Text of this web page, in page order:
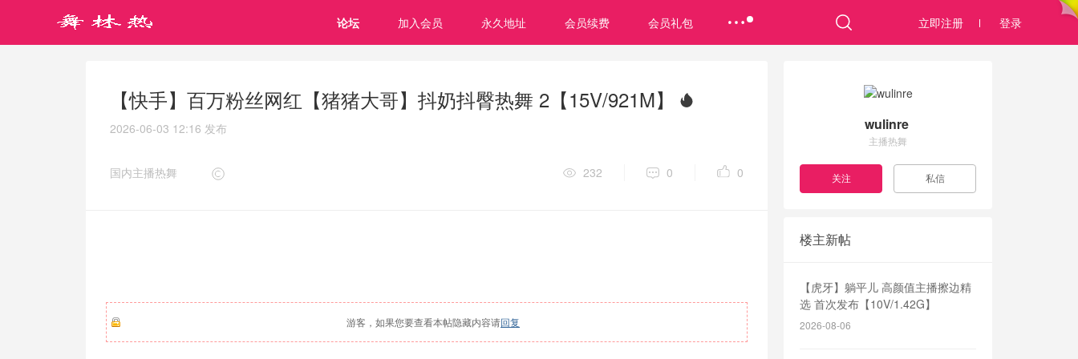
论坛 加入会员 永久地址 会员续费 会员礼包 立即注册 登录
【快手】百万粉丝网红【猪猪大哥】抖奶抖臀热舞 2【15V/921M】
2026-06-03 12:16 发布
国内主播热舞 232 0 0
游客，如果您要查看本帖隐藏内容请回复
wulinre
主播热舞
楼主新帖
【虎牙】躺平儿 高颜值主播擦边精
选 首次发布【10V/1.42G】
2026-08-06